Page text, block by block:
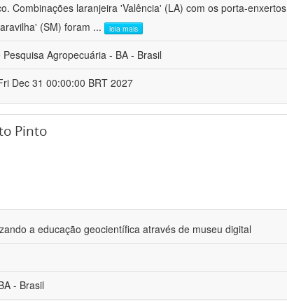
Combinações laranjeira 'Valência' (LA) com os porta-enxertos
(SM) foram ... leia mais
Agropecuária - BA - Brasil
Dec 31 00:00:00 BRT 2027
Pinto
a educação geocientífica através de museu digital
- Brasil